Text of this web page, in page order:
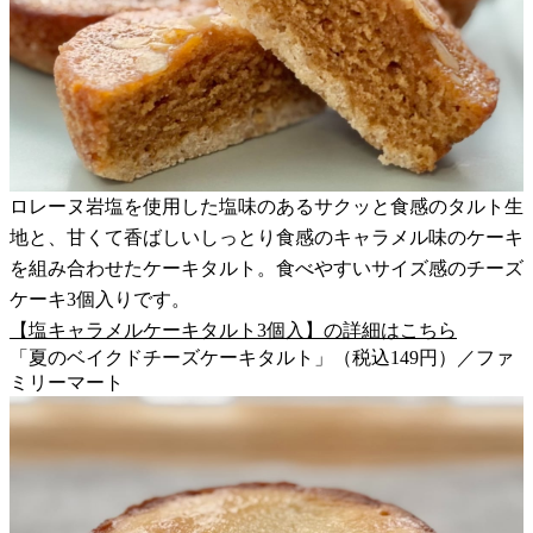
ロレーヌ岩塩を使用した塩味のあるサクッと食感のタルト生
地と、甘くて香ばしいしっとり食感のキャラメル味のケーキ
を組み合わせたケーキタルト。食べやすいサイズ感のチーズ
ケーキ3個入りです。
【塩キャラメルケーキタルト3個入】の詳細はこちら
「夏のベイクドチーズケーキタルト」（税込149円）／ファ
ミリーマート